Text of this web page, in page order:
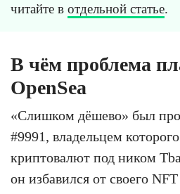
читайте в отдельной статье.
В чём проблема
OpenSea
«Слишком дёшево» был
#9991, владельцем
криптовалют под ником
он избавился от своего